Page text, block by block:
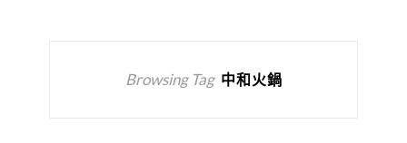
Browsing Tag 中和火鍋